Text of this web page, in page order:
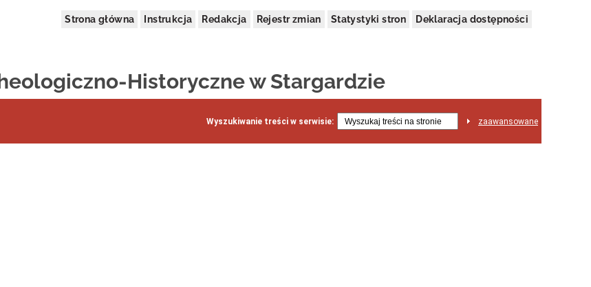
Strona główna Instrukcja Redakcja Rejestr zmian Statystyki stron Deklaracja dostępności
Historyczne w Stargardzie
Wyszukiwanie treści w serwisie: zaawansowane